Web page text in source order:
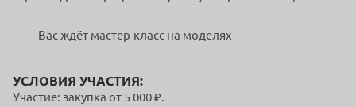
Вас ждёт мастер-класс на моделях
УСЛОВИЯ УЧАСТИЯ:
Участие: закупка от 5 000 ₽.